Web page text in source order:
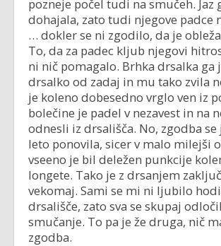
pozneje počel tudi na smučeh. Jaz
dohajala, zato tudi njegove padce
… dokler se ni zgodilo, da je
To, da za padec kljub njegovi
ni nič pomagalo. Brhka drsalka ga
drsalko od zadaj in mu tako zvila
je koleno dobesedno vrglo ven iz
bolečine je padel v nezavest in na
odnesli iz drsališča. No, zgodba se
leto ponovila, sicer v malo milejši
vseeno je bil deležen punkcije
longete. Tako je z drsanjem
vekomaj. Sami se mi ni ljubilo
drsališče, zato sva se skupaj
smučanje. To pa je že druga, nič
zgodba.